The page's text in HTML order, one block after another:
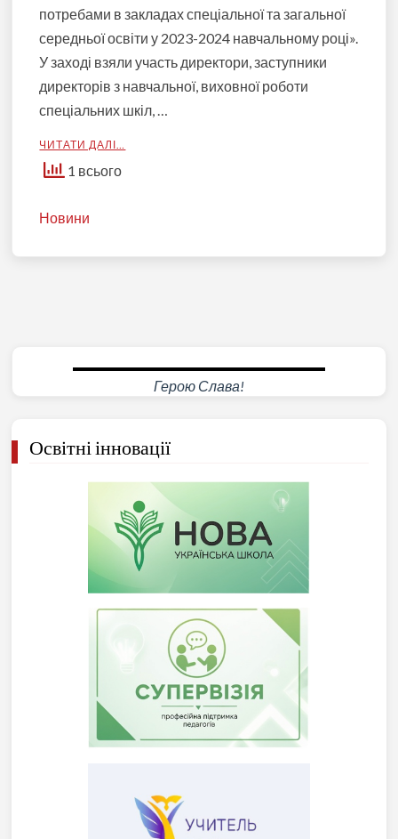
потребами в закладах спеціальної та загальної
середньої освіти у 2023-2024 навчальному році».
У заході взяли участь директори, заступники
директорів з навчальної, виховної роботи
спеціальних шкіл, …
ЧИТАТИ ДАЛІ…
1 всього
Новини
Герою Слава!
Освітні інновації